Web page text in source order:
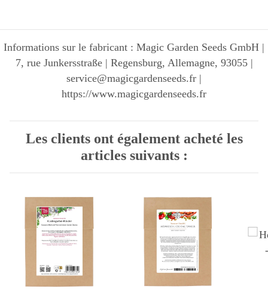
Informations sur le fabricant : Magic Garden Seeds GmbH |
7, rue Junkersstraße | Regensburg, Allemagne, 93055 |
service@magicgardenseeds.fr |
https://www.magicgardenseeds.fr
Les clients ont également acheté les
articles suivants :